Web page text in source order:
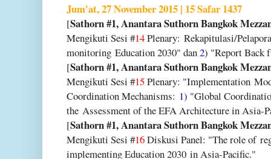
Jum'at, 27 November 2015 | 15 Safar 1437
[Sathorn #1, Anantara Suthorn Bangkok
Mengikuti Sesi #14Plenary: Rekapitulasi/
monitoring Education 2030" dan2) "Report Back
[Sathorn #1, Anantara Suthorn Bangkok
Mengikuti Sesi #15Plenary: "Implementation
Coordination Mechanisms: 1) "Global
the Assessment of the EFA Architecture in Asia-
[Sathorn #1, Anantara Suthorn Bangkok
Mengikuti Sesi #16Diskusi Panel: "The role of
implementing Education 2030 in Asia-Pacific."